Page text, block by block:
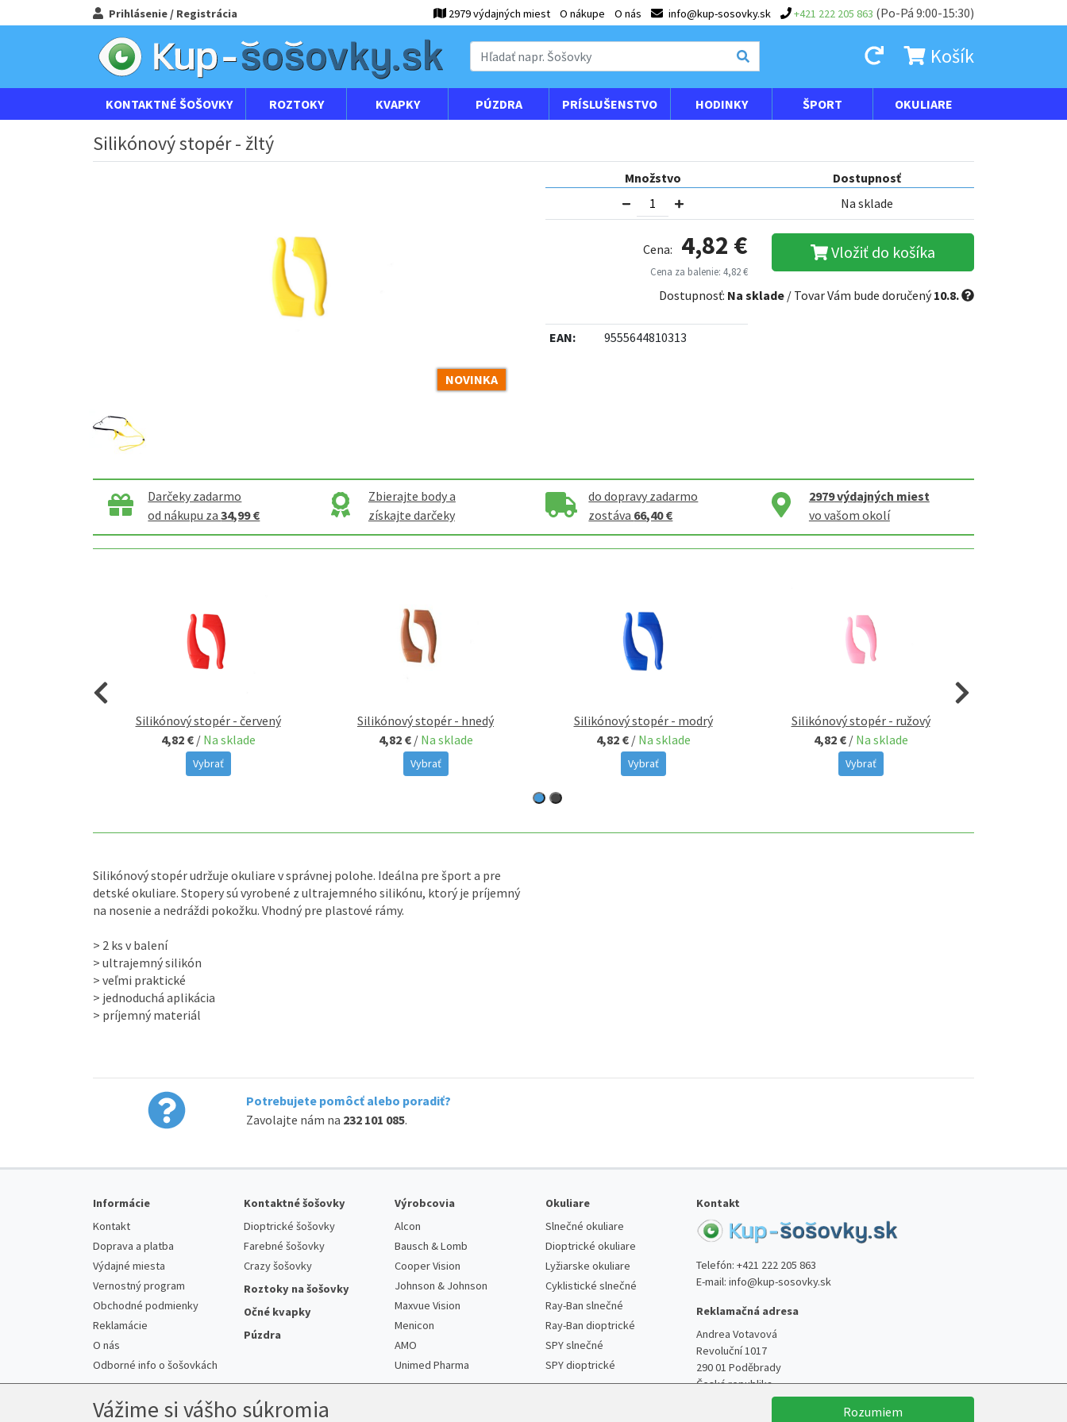
Prihlásenie / Registrácia 2979 výdajných miest O nákupe O nás info@kup-sosovky.sk +421 222 205 863 (Po-Pá 9:00-15:30)
Košík
KONTAKTNÉ ŠOŠOVKY ROZTOKY KVAPKY PÚZDRA PRÍSLUŠENSTVO HODINKY ŠPORT OKULIARE
Silikónový stopér - žltý
NOVINKA
Množstvo
Dostupnosť
Na sklade
Cena: 4,82 €
Cena za balenie: 4,82 €
Vložiť do košíka
Dostupnosť: Na sklade / Tovar Vám bude doručený10.8.
EAN: 9555644810313
Darčeky zadarmo
od nákupu za34,99 €
Zbierajte body a
získajte darčeky
do dopravy zadarmo
zostáva 66,40 €
2979výdajných miest
vo vašom okolí
Silikónový stopér - červený
4,82 € / Na sklade
Vybrať
Silikónový stopér - hnedý
4,82 € / Na sklade
Vybrať
Silikónový stopér - modrý
4,82 € / Na sklade
Vybrať
Silikónový stopér - ružový
4,82 € / Na sklade
Vybrať
Silikónový stopér udržuje okuliare v správnej polohe. Ideálna pre šport a pre
detské okuliare. Stopery sú vyrobené z ultrajemného silikónu, ktorý je príjemný
na nosenie a nedráždi pokožku. Vhodný pre plastové rámy.
> 2 ks v balení
> ultrajemný silikón
> veľmi praktické
> jednoduchá aplikácia
> príjemný materiál
Potrebujete pomôcť alebo poradiť?
Zavolajte nám na 232 101 085.
Informácie
Kontakt
Doprava a platba
Výdajné miesta
Vernostný program
Obchodné podmienky
Reklamácie
O nás
Odborné info o šošovkách
Kontaktné šošovky
Dioptrické šošovky
Farebné šošovky
Crazy šošovky
Roztoky na šošovky
Očné kvapky
Púzdra
Výrobcovia
Alcon
Bausch & Lomb
Cooper Vision
Johnson & Johnson
Maxvue Vision
Menicon
AMO
Unimed Pharma
Okuliare
Slnečné okuliare
Dioptrické okuliare
Lyžiarske okuliare
Cyklistické slnečné
Ray-Ban slnečné
Ray-Ban dioptrické
SPY slnečné
SPY dioptrické
Kontakt
Telefón: +421 222 205 863
E-mail: info@kup-sosovky.sk
Reklamačná adresa
Andrea Votavová
Revoluční 1017
290 01 Poděbrady
Česká republika
Vážime si vášho súkromia Rozumiem